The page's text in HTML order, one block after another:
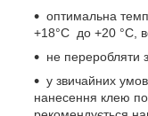
оптимальна
+18°С до +20 °C,
не переробляти
у звичайних
нанесення клею по